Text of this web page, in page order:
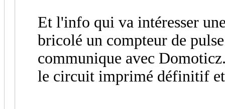
Et l'info qui va intéresser
bricolé un compteur de
communique avec
le circuit imprimé définitif